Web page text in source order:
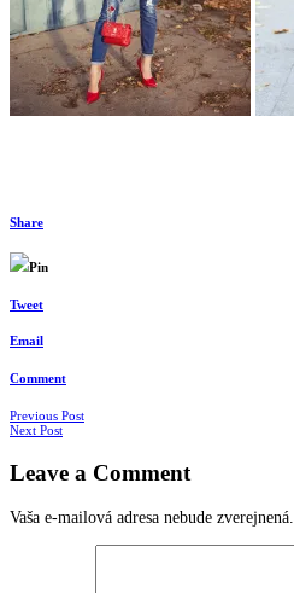
Share
Pin
Tweet
Email
Comment
Navigácia
článkoch
Previous Post
Next Post
Leave a Comment
Vaša e-mailová adresa nebude zverejnená.